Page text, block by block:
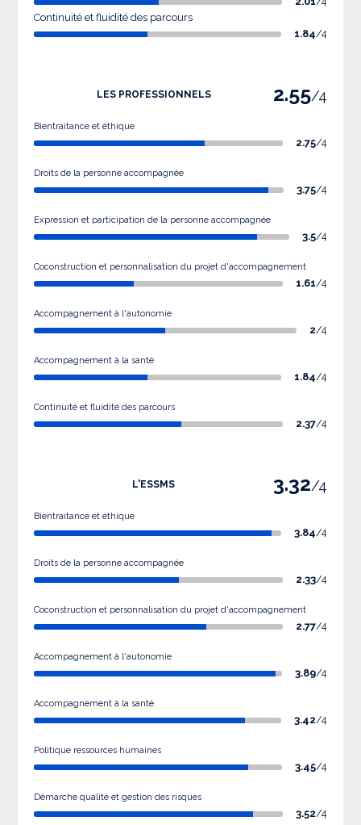
Continuité et fluidité des parcours
1.84/4
LES PROFESSIONNELS 2.55/4
Bientraitance et éthique
2.75/4
Droits de la personne accompagnée
3.75/4
Expression et participation de la personne accompagnée
3.5/4
Coconstruction et personnalisation du projet d'accompagnement
1.61/4
Accompagnement à l'autonomie
2/4
Accompagnement à la santé
1.84/4
Continuité et fluidité des parcours
2.37/4
L'ESSMS 3.32/4
Bientraitance et éthique
3.84/4
Droits de la personne accompagnée
2.33/4
Coconstruction et personnalisation du projet d'accompagnement
2.77/4
Accompagnement à l'autonomie
3.89/4
Accompagnement à la santé
3.42/4
Politique ressources humaines
3.45/4
Démarche qualité et gestion des risques
3.52/4